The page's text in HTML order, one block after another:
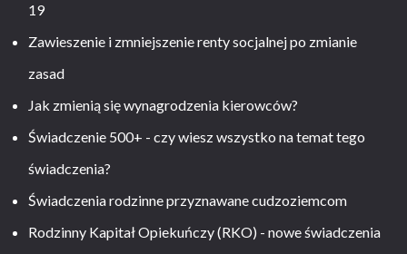
19
Zawieszenie i zmniejszenie renty socjalnej po zmianie
zasad
Jak zmienią się wynagrodzenia kierowców?
Świadczenie 500+ - czy wiesz wszystko na temat tego
świadczenia?
Świadczenia rodzinne przyznawane cudzoziemcom
Rodzinny Kapitał Opiekuńczy (RKO) - nowe świadczenia